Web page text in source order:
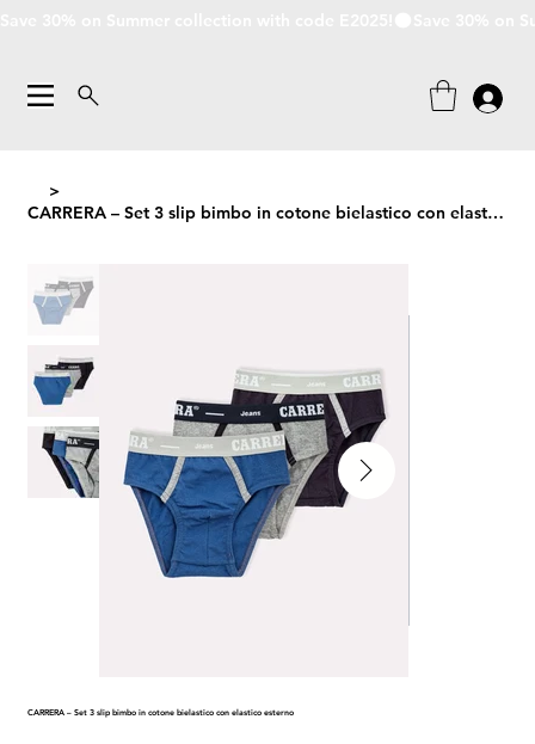
>
CARRERA – Set 3 slip bimbo in cotone bielastico con elastico esterno
CARRERA – Set 3 slip bimbo in cotone bielastico con elastico esterno